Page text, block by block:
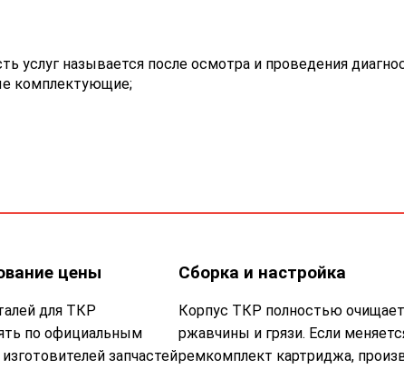
услуг называется после осмотра и проведения
комплектующие;
цены
для ТКР
по официальным
запчастей
Сборка и настройка
Корпус ТКР полностью
ржавчины и грязи. Если
ремкомплект картриджа,